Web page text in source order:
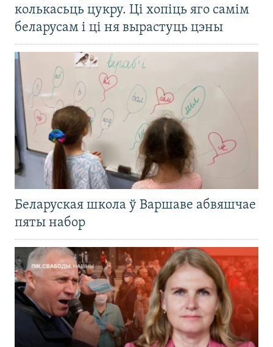
колькасьць цукру. Ці хопіць яго самім
беларусам і ці ня вырастуць цэны
Беларуская школа ў Варшаве абвяшчае
пяты набор